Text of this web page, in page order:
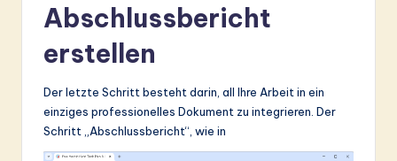
Abschlussbericht
erstellen
Der letzte Schritt besteht darin, all Ihre Arbeit in ein
einziges professionelles Dokument zu integrieren. Der
Schritt „Abschlussbericht“, wie in